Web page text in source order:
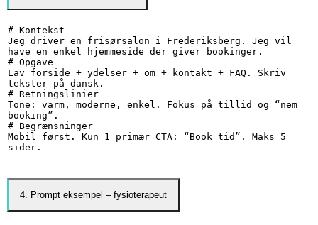
# Kontekst
Jeg driver en frisørsalon i Frederiksberg. Jeg vil
have en enkel hjemmeside der giver bookinger.
# Opgave
Lav forside + ydelser + om + kontakt + FAQ. Skriv
tekster på dansk.
# Retningslinier
Tone: varm, moderne, enkel. Fokus på tillid og “nem
booking”.
# Begrænsninger
Mobil først. Kun 1 primær CTA: “Book tid”. Maks 5
sider.
4. Prompt eksempel – fysioterapeut